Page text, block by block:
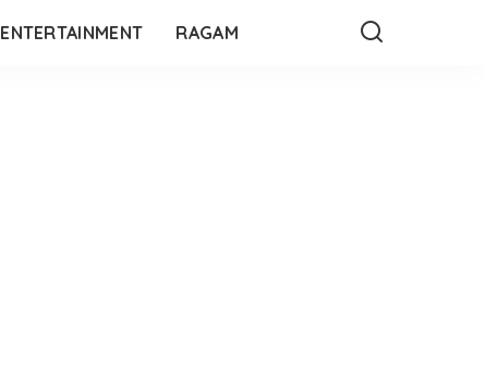
ENTERTAINMENT RAGAM